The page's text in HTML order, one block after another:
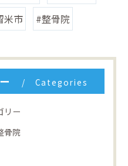
米市 #整骨院
Categories
リー
骨院